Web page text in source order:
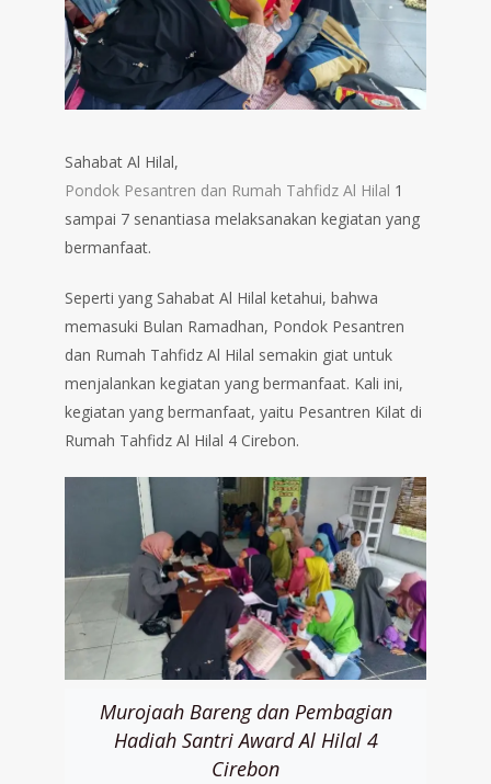
Sahabat Al Hilal,
Pondok Pesantren dan Rumah Tahfidz Al Hilal 1
sampai 7 senantiasa melaksanakan kegiatan yang
bermanfaat.
Seperti yang Sahabat Al Hilal ketahui, bahwa
memasuki Bulan Ramadhan, Pondok Pesantren
dan Rumah Tahfidz Al Hilal semakin giat untuk
menjalankan kegiatan yang bermanfaat. Kali ini,
kegiatan yang bermanfaat, yaitu Pesantren Kilat di
Rumah Tahfidz Al Hilal 4 Cirebon.
Murojaah Bareng dan Pembagian
Hadiah Santri Award Al Hilal 4
Cirebon